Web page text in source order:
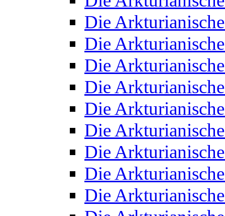
Die
Die
Die
Die
Die
Die
Die
Die
Die